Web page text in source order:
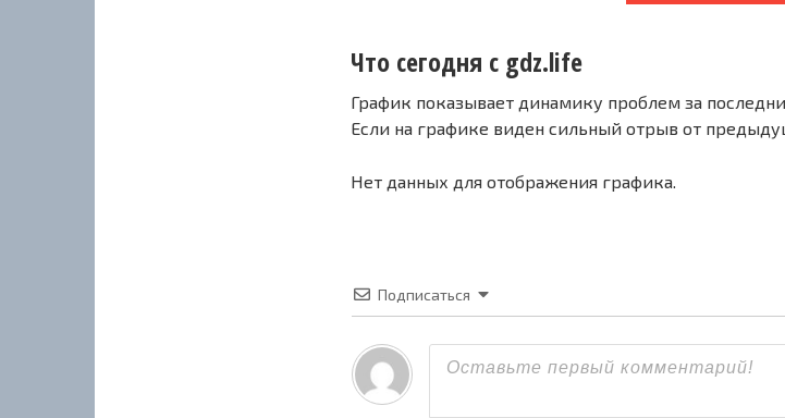
Что сегодня с gdz.life
График показывает динамику проблем за
Если на графике виден сильный отрыв от
Нет данных для отображения графика.
Подписаться